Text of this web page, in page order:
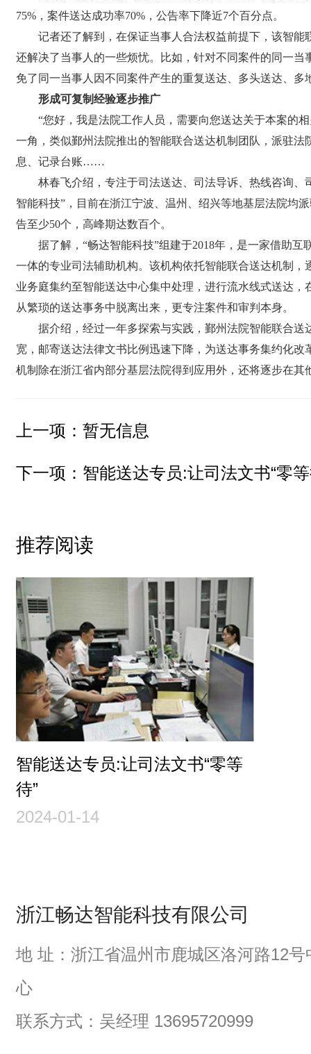
75%，案件送达成功率70%，公告率下降近7个百分点。
记者还了解到，在保证当事人合法权益前提下，该智能
还解决了当事人的一些烦忧。比如，针对不同案件的同一
免了同一当事人因不同案件产生的重复送达、多头送达、多
形成可复制经验逐步推广
“您好，我是法院工作人员，需要向您送达关于本案的相
一角，类似鄞州法院推出的智能联合送达机制团队，派驻
息、记录台账……
林春飞介绍，专注于司法送达、司法导诉、热线咨询、
智能科技”，目前在浙江宁波、温州、绍兴等地基层法院均
告至少50个，高峰期达数百个。
据了解，“畅达智能科技”组建于2018年，是一家借助互
一体的专业司法辅助机构。该机构依托智能联合送达机制
业务庭集约至智能送达中心集中处理，进行流水线式送达，
从繁琐的送达事务中脱离出来，更专注案件和审判本身。
据介绍，经过一年多探索与实践，鄞州法院智能联合送
宽，邮寄送达法律文书比例迅速下降，为送达事务集约化
机制除在浙江省内部分基层法院得到应用外，还将逐步在其
上一项： 暂无信息
下一项： 智能送达专员:让司法文书“零等
推荐阅读
智能送达专员:让司法文书“零等
待”
2024-01-14
浙江畅达智能科技有限公司
地 址：浙江省温州市鹿城区洛河路12号
心
联系方式：吴经理 13695720999